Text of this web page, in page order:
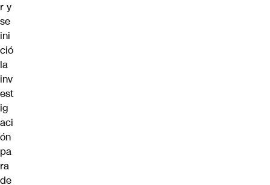
r y
se
ini
ció
la
inv
est
ig
aci
ón
pa
ra
de